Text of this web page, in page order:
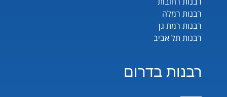
רבנות רמלה
רבנות רמת גן
רבנות תל אביב
רבנות בדרום